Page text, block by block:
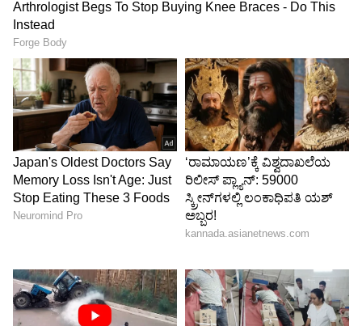
ಕನ್ಯಾ
ಈ ರಾಶಿಯ ಅಧಿಪತಿ ಬುಧನ ಹತ್ತನೇ ಮನೆಗೆ
ಪ್ರವೇಶದಿಂದಾಗಿ, ಈ ರಾಶಿಯವರಿಗೆ ಭದ್ರ ಮಹಾ ಪುರುಷ
ಯೋಗವಿದೆ. ಅವರು ಇತರರಿಗೆ ಒಳ್ಳೆಯ ಕಾರ್ಯಗಳನ್ನು
ಮಾಡುತ್ತಾರೆ. ಅವರನ್ನು ಸೆಲೆಬ್ರಿಟಿ ಎಂದು ಗುರುತಿಸಲಾಗುತ್ತದೆ.
ವೃತ್ತಿ ಮತ್ತು ಉದ್ಯೋಗಗಳಲ್ಲಿ ಪ್ರಗತಿಯ ವೇಗ ಹೆಚ್ಚಾಗುತ್ತದೆ.
ಆದಾಯ ಹೆಚ್ಚಾಗುತ್ತದೆ ಮತ್ತು ಆರ್ಥಿಕ ಸಮಸ್ಯೆಗಳು
ಬಗೆಹರಿಯುತ್ತವೆ. ನಿರುದ್ಯೋಗಿಗಳಿಗೆ ಉತ್ತಮ ಉದ್ಯೋಗ
ಸಿಗುವ ಸಾಧ್ಯತೆಯಿದೆ. ಅವರು ತಮ್ಮ ಉದ್ಯೋಗದಲ್ಲಿ
ಸಂಪೂರ್ಣವಾಗಿ ಯಶಸ್ವಿಯಾಗುತ್ತವೆ.